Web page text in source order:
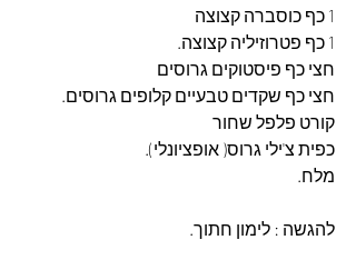
1 כף כוסברה קצוצה
1 כף פטרוזיליה קצוצה.
חצי כף פיסטוקים גרוסים
חצי כף שקדים טבעיים קלופים גרוסים.
קורט פלפל שחור
כפית צ'ילי גרוס( אופציונלי).
מלח.
להגשה : לימון חתוך.